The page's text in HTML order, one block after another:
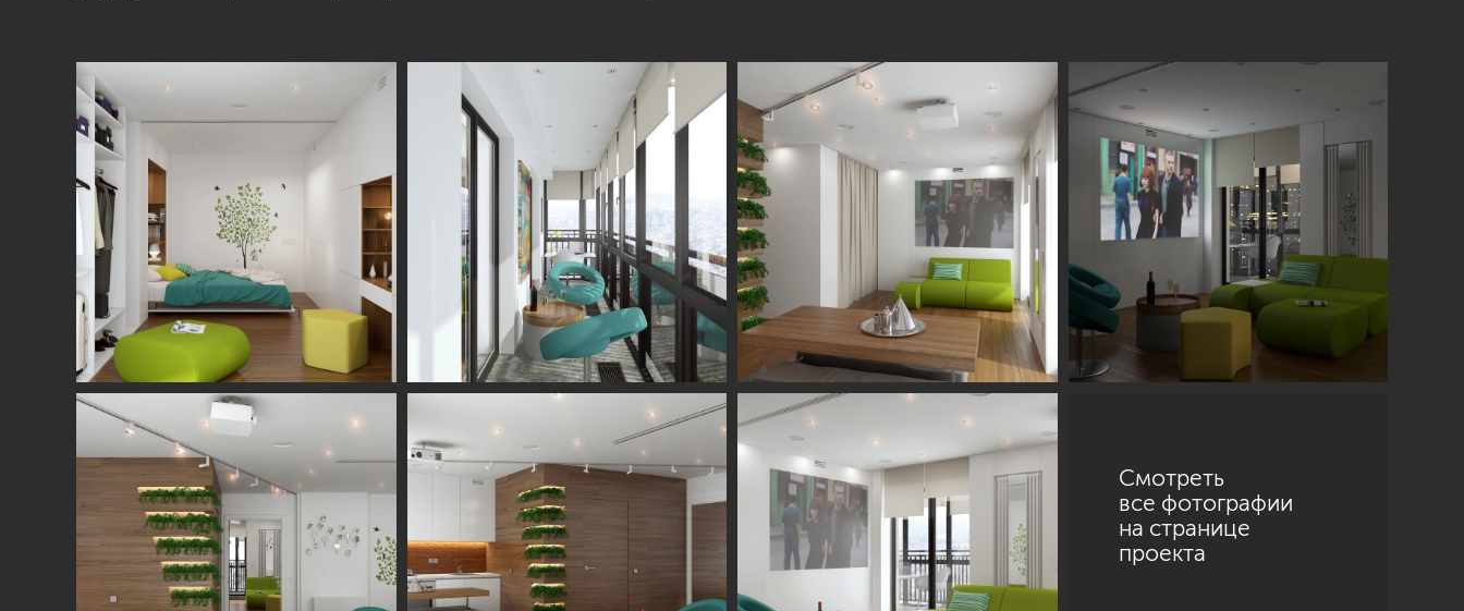
Смотреть
все фотографии
на странице
проекта